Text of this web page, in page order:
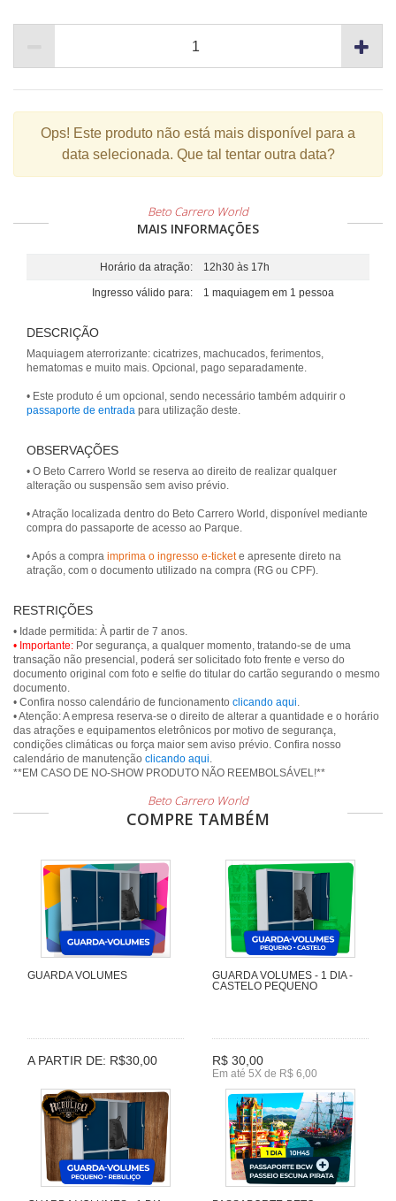
Ops! Este produto não está mais disponível para a
data selecionada. Que tal tentar outra data?
Beto Carrero World
MAIS INFORMAÇÕES
Horário da atração: 12h30 às 17h
Ingresso válido para: 1 maquiagem em 1 pessoa
DESCRIÇÃO
Maquiagem aterrorizante: cicatrizes, machucados, ferimentos,
hematomas e muito mais. Opcional, pago separadamente.
• Este produto é um opcional, sendo necessário também adquirir o
passaporte de entrada para utilização deste.
OBSERVAÇÕES
• O Beto Carrero World se reserva ao direito de realizar qualquer
alteração ou suspensão sem aviso prévio.
• Atração localizada dentro do Beto Carrero World, disponível mediante
compra do passaporte de acesso ao Parque.
• Após a compra imprima o ingresso e-tickete apresente direto na
atração, com o documento utilizado na compra (RG ou CPF).
RESTRIÇÕES
• Importante: Por segurança, a qualquer momento, tratando-se de uma
transação não presencial, poderá ser solicitado foto frente e verso do
documento original com foto e selfie do titular do cartão segurando o mesmo
documento.
• Confira nosso calendário de funcionamento clicando aqui.
• Atenção: A empresa reserva-se o direito de alterar a quantidade e o horário
das atrações e equipamentos eletrônicos por motivo de segurança,
condições climáticas ou força maior sem aviso prévio. Confira nosso
calendário de manutenção clicando aqui.
Beto Carrero World
COMPRE TAMBÉM
GUARDA VOLUMES
A PARTIR DE: R$30,00
GUARDA VOLUMES - 1 DIA -
CASTELO PEQUENO
R$ 30,00
Em até 5X de R$ 6,00